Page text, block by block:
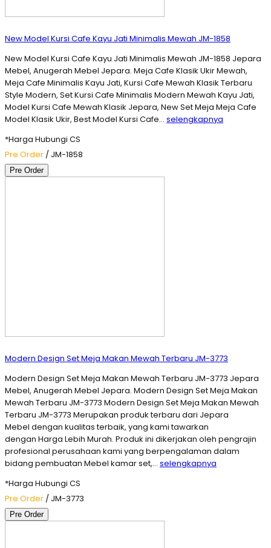
New Model Kursi Cafe Kayu Jati Minimalis Mewah JM-1858
New Model Kursi Cafe Kayu Jati Minimalis Mewah JM-1858 Jepara
Mebel, Anugerah Mebel Jepara. Meja Cafe Klasik Ukir Mewah,
Meja Cafe Minimalis Kayu Jati, Kursi Cafe Mewah Klasik Terbaru
Style Modern, Set Kursi Cafe Minimalis Modern Mewah Kayu Jati,
Model Kursi Cafe Mewah Klasik Jepara, New Set Meja Meja Cafe
Model Klasik Ukir, Best Model Kursi Cafe… selengkapnya
*Harga Hubungi CS
Pre Order / JM-1858
Pre Order
Modern Design Set Meja Makan Mewah Terbaru JM-3773
Modern Design Set Meja Makan Mewah Terbaru JM-3773 Jepara
Mebel, Anugerah Mebel Jepara. Modern Design Set Meja Makan
Mewah Terbaru JM-3773 Modern Design Set Meja Makan Mewah
Terbaru JM-3773 Merupakan produk terbaru dari Jepara
Mebel dengan kualitas terbaik, yang kami tawarkan
dengan Harga Lebih Murah. Produk ini dikerjakan oleh pengrajin
profesional perusahaan kami yang berpengalaman dalam
bidang pembuatan Mebel kamar set,… selengkapnya
*Harga Hubungi CS
Pre Order / JM-3773
Pre Order